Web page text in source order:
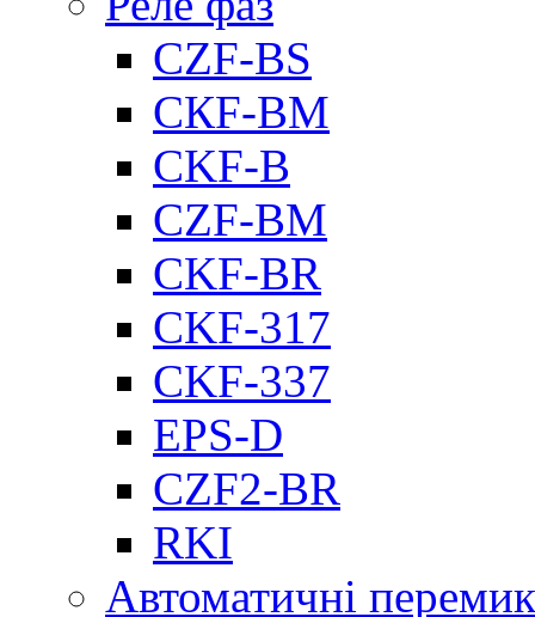
CZF-BS
CКF-BM
CKF-B
CZF-BM
CKF-BR
CKF-317
CKF-337
EPS-D
CZF2-BR
RKI
Автоматичні